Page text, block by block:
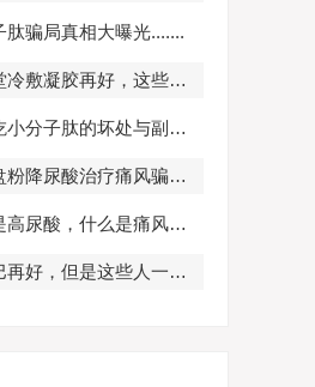
肽骗局真相大曝光.......
再好，这些人一定不要用！还有些人必须..........
肽的坏处与副作用，肽与蛋白质的区别
酸治疗痛风骗局？真实曝光，赶紧来看！
酸，什么是痛风？痛风有什么症状？
，但是这些人一定不要服用！